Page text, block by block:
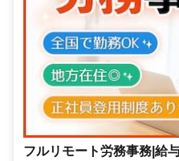
フルリモート労務事務|給